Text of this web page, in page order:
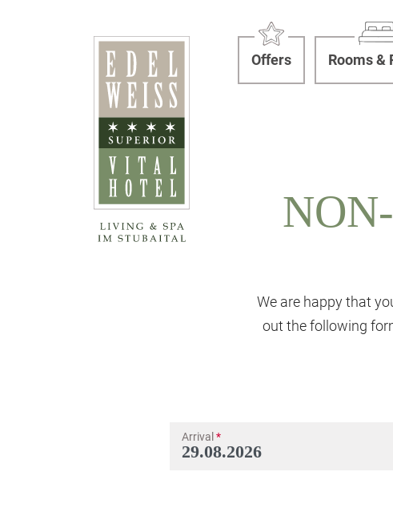
Offers Rooms &
We are happy that
out the following
Arrival *